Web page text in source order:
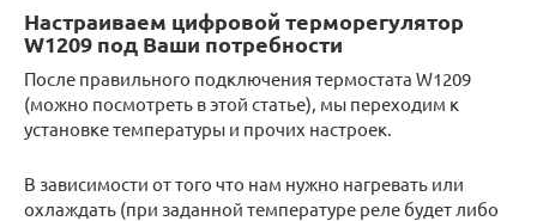
Настраиваем цифровой терморегулятор
W1209 под Ваши потребности
После правильного подключения термостата W1209
(можно посмотреть в этой статье), мы переходим к
установке температуры и прочих настроек.
В зависимости от того что нам нужно нагревать или
охлаждать (при заданной температуре реле будет либо